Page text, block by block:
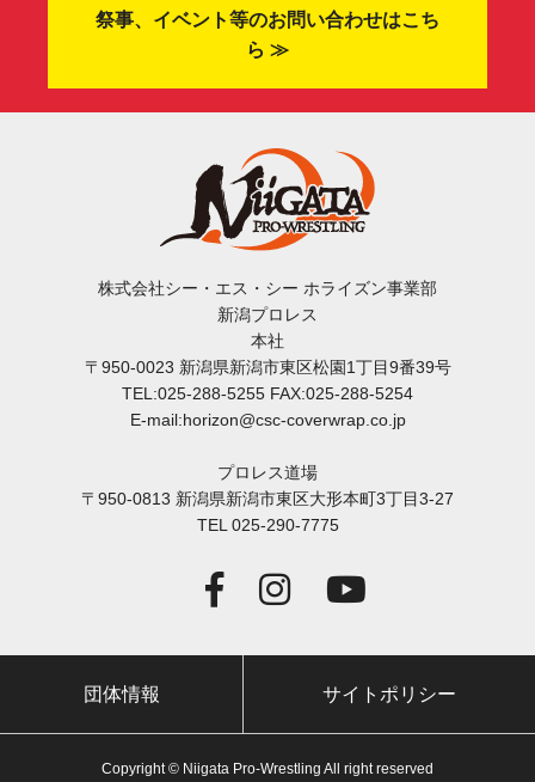
祭事、イベント等のお問い合わせはこち
ら ≫
株式会社シー・エス・シー ホライズン事業部
新潟プロレス
本社
〒950-0023 新潟県新潟市東区松園1丁目9番39号
TEL:025-288-5255 FAX:025-288-5254
E-mail:horizon@csc-coverwrap.co.jp
プロレス道場
〒950-0813 新潟県新潟市東区大形本町3丁目3-27
TEL 025-290-7775
団体情報 サイトポリシー
Copyright © Niigata Pro-Wrestling All right reserved